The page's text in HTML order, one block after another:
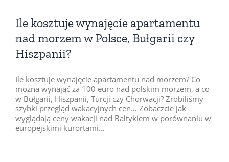
Ile kosztuje wynajęcie apartamentu
nad morzem w Polsce, Bułgarii czy
Hiszpanii?
Ile kosztuje wynajęcie apartamentu nad morzem? Co
można wynająć za 100 euro nad polskim morzem, a co
w Bułgarii, Hiszpanii, Turcji czy Chorwacji? Zrobiliśmy
szybki przegląd wakacyjnych cen… Zobaczcie jak
wyglądają ceny wakacji nad Bałtykiem w porównaniu w
europejskimi kurortami…